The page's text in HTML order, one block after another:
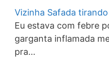
Vizinha Safada
Eu estava com febre
garganta inflamada
pra…